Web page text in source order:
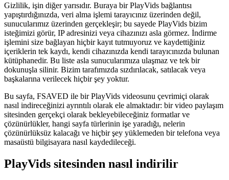
Gizlilik, işin diğer yarısıdır. Buraya bir PlayVids bağlantısı
yapıştırdığınızda, veri alma işlemi tarayıcınız üzerinden değil,
sunucularımız üzerinden gerçekleşir; bu sayede PlayVids bizim
isteğimizi görür, IP adresinizi veya cihazınızı asla görmez. İndirme
işlemini size bağlayan hiçbir kayıt tutmuyoruz ve kaydettiğiniz
içeriklerin tek kaydı, kendi cihazınızda kendi tarayıcınızda bulunan
kütüphanedir. Bu liste asla sunucularımıza ulaşmaz ve tek bir
dokunuşla silinir. Bizim tarafımızda sızdırılacak, satılacak veya
başkalarına verilecek hiçbir şey yoktur.
Bu sayfa, FSAVED ile bir PlayVids videosunu çevrimiçi olarak
nasıl indireceğinizi ayrıntılı olarak ele almaktadır: bir video paylaşım
sitesinden gerçekçi olarak bekleyebileceğiniz formatlar ve
çözünürlükler, hangi sayfa türlerinin işe yaradığı, nelerin
çözünürlüksüz kalacağı ve hiçbir şey yüklemeden bir telefona veya
masaüstü bilgisayara nasıl kaydedileceği.
PlayVids sitesinden nasıl indirilir